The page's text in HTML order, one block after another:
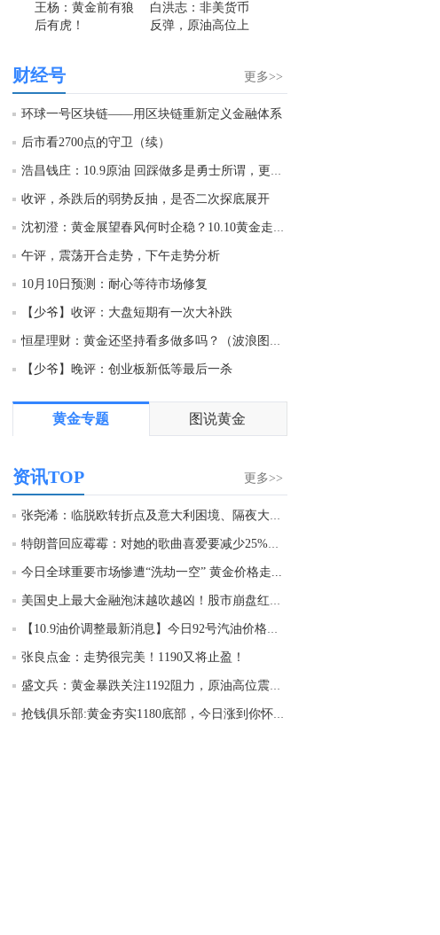
王杨：黄金前有狼
后有虎！
白洪志：非美货币
反弹，原油高位上
邵悦华：美元拉高
出货明显 黄金仍处
邵悦华：美元拉高
出货明显 重点关注
弹但空头趋势难改
放空测试
查看更多
更多>>
财经号
环球一号区块链——用区块链重新定义金融体系
后市看2700点的守卫（续）
浩昌钱庄：10.9原油 回踩做多是勇士所谓，更是细节操作！
收评，杀跌后的弱势反抽，是否二次探底展开
沈初澄：黄金展望春风何时企稳？10.10黄金走势分析及策略
午评，震荡开合走势，下午走势分析
10月10日预测：耐心等待市场修复
【少爷】收评：大盘短期有一次大补跌
恒星理财：黄金还坚持看多做多吗？（波浪图解）
【少爷】晚评：创业板新低等最后一杀
黄金专题 图说黄金
更多>>
资讯TOP
张尧浠：临脱欧转折点及意大利困境、隔夜大降之...
特朗普回应霉霉：对她的歌曲喜爱要减少25%！美...
今日全球重要市场惨遭“洗劫一空” 黄金价格走...
美国史上最大金融泡沫越吹越凶！股市崩盘红灯亮...
【10.9油价调整最新消息】今日92号汽油价格多少...
张良点金：走势很完美！1190又将止盈！
盛文兵：黄金暴跌关注1192阻力，原油高位震荡关...
抢钱俱乐部:黄金夯实1180底部，今日涨到你怀疑...